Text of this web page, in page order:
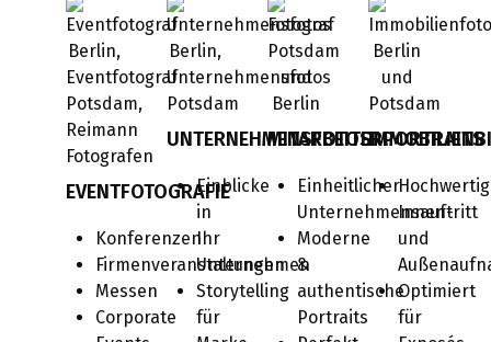
EVENTFOTOGRAFIE
Konferenzen
Firmenveranstaltungen
Messen
Corporate
UNTERNEHMENSFOTOS
Einblicke
in
Ihr
Unternehmen
Storytelling
für
MITARBEITERPORTRAITS
Einheitlicher
Unternehmensauftritt
Moderne
&
authentische
Portraits
Innen-
und
Optimiert
für